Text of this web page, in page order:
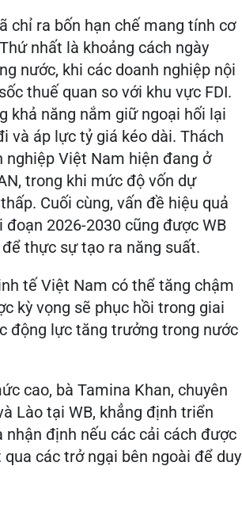
chỉ ra bốn hạn chế mang tính cơ
nhất là khoảng cách ngày
nước, khi các doanh nghiệp nội
thuế quan so với khu vực FDI.
khả năng nắm giữ ngoại hối lại
và áp lực tỷ giá kéo dài. Thách
Việt Nam hiện đang ở
trong khi mức độ vốn dự
Cuối cùng, vấn đề hiệu quả
2026-2030 cũng được WB
thực sự tạo ra năng suất.
tế Việt Nam có thể tăng chậm
kỳ vọng sẽ phục hồi trong giai
động lực tăng trưởng trong nước
cao, bà Tamina Khan, chuyên
Lào tại WB, khẳng định triển
định nếu các cải cách được
các trở ngại bên ngoài để duy